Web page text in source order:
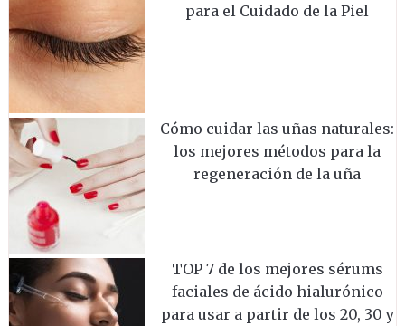
para el Cuidado de la Piel
Cómo cuidar las uñas naturales:
los mejores métodos para la
regeneración de la uña
TOP 7 de los mejores sérums
faciales de ácido hialurónico
para usar a partir de los 20, 30 y